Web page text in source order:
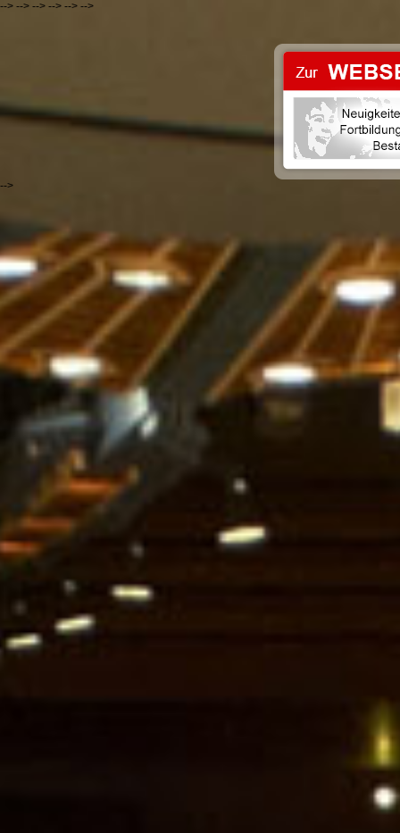
--> --> --> --> --> -->
-->